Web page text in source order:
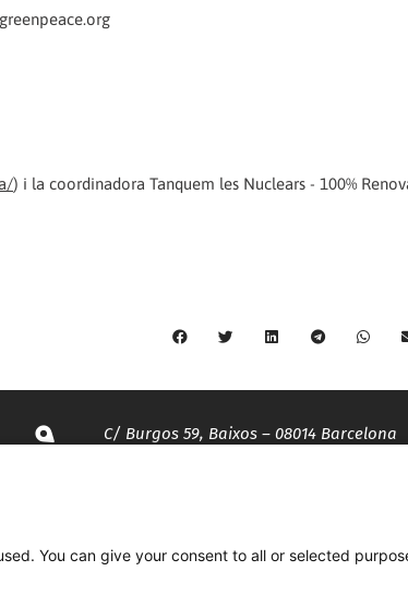
) i la coordinadora Tanquem les Nuclears - 100%
C/ Burgos 59, Baixos – 08014 Barcelona
935 120 481
You can give your consent to all or selected